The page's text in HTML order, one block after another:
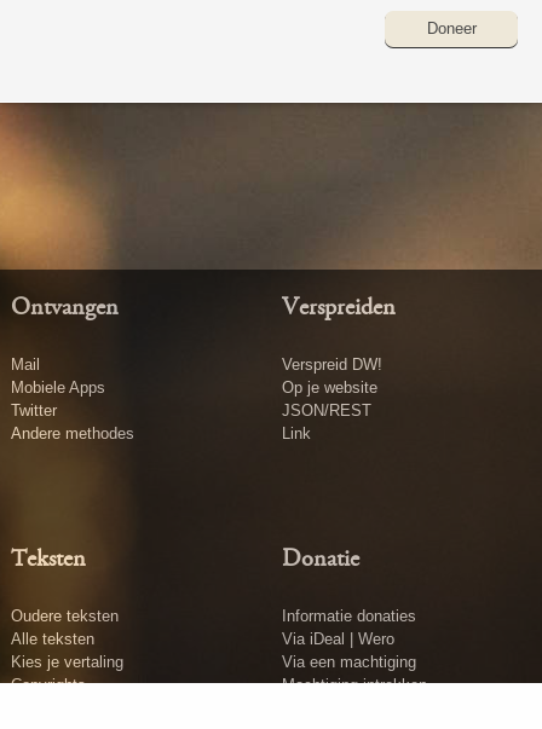
Doneer
Ontvangen
Mail
Mobiele Apps
Twitter
Andere methodes
Verspreiden
Verspreid DW!
Op je website
JSON/REST
Link
Teksten
Oudere teksten
Alle teksten
Kies je vertaling
Copyrights
Donatie
Informatie donaties
Via iDeal | Wero
Via een machtiging
Machtiging intrekken